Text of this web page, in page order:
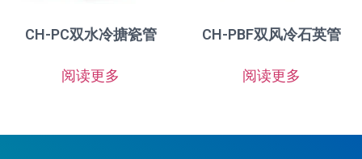
CH-PC双水冷搪瓷管
阅读更多
CH-PBF双风冷石英管
阅读更多